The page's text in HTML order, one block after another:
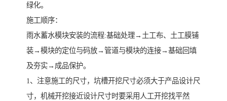
绿化。
施工顺序：
雨水蓄水模块安装的流程:基础处理→土工布、土工膜铺
装→模块的定位与码放→管道与模块的连接→基础回填
及夯实→成品保护。
1、注意施工的尺寸，坑槽开挖尺寸必须大于产品设计尺
寸，机械开挖接近设计尺寸时要采用人工开挖找平然